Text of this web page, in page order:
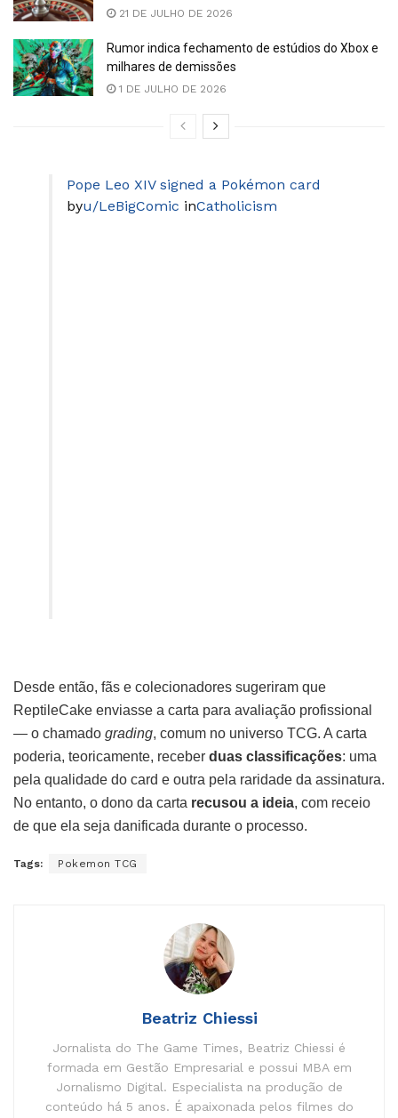
21 DE JULHO DE 2026
Rumor indica fechamento de estúdios do Xbox e
milhares de demissões
1 DE JULHO DE 2026
Pope Leo XIV signed a Pokémon card
byu/LeBigComic inCatholicism
Desde então, fãs e colecionadores sugeriram que
ReptileCake enviasse a carta para avaliação profissional
— o chamado grading, comum no universo TCG. A carta
poderia, teoricamente, receber duas classificações: uma
pela qualidade do card e outra pela raridade da assinatura.
No entanto, o dono da carta recusou a ideia, com receio
de que ela seja danificada durante o processo.
Tags: Pokemon TCG
Beatriz Chiessi
Jornalista do The Game Times, Beatriz Chiessi é
formada em Gestão Empresarial e possui MBA em
Jornalismo Digital. Especialista na produção de
conteúdo há 5 anos. É apaixonada pelos filmes do